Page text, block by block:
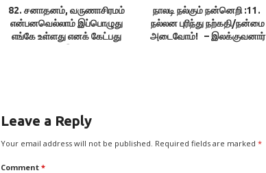
82. சனாதனம், வருணாசிரமம்
என்பனவெல்லாம் இப்பொழுது
எங்கே உள்ளது எனக் கேட்பது
நாலடி நல்கும் நன்னெறி :11.
நல்லன புரிந்து நற்கதி/நன்மை
அடைவோம்! – இலக்குவனார்
Leave a Reply
Your email address will not be published. Required fields are marked *
Comment *